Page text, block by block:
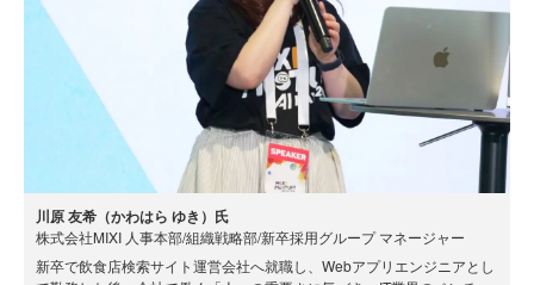
川原 友希（かわはら ゆき）氏
株式会社MIXI 人事本部/組織戦略部/新卒採用グループ マネージャー
新卒で飲食店検索サイト運営会社へ就職し、Webアプリエンジニアとし